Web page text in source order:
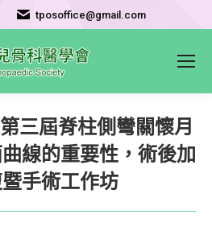
tposoffice@gmail.com
第三屆脊柱側彎關懷月
線的重要性，術後加
手術工作坊